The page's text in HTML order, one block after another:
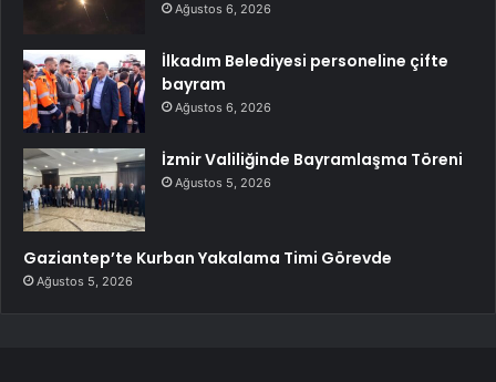
Ağustos 6, 2026
İlkadım Belediyesi personeline çifte
bayram
Ağustos 6, 2026
İzmir Valiliğinde Bayramlaşma Töreni
Ağustos 5, 2026
Gaziantep’te Kurban Yakalama Timi Görevde
Ağustos 5, 2026